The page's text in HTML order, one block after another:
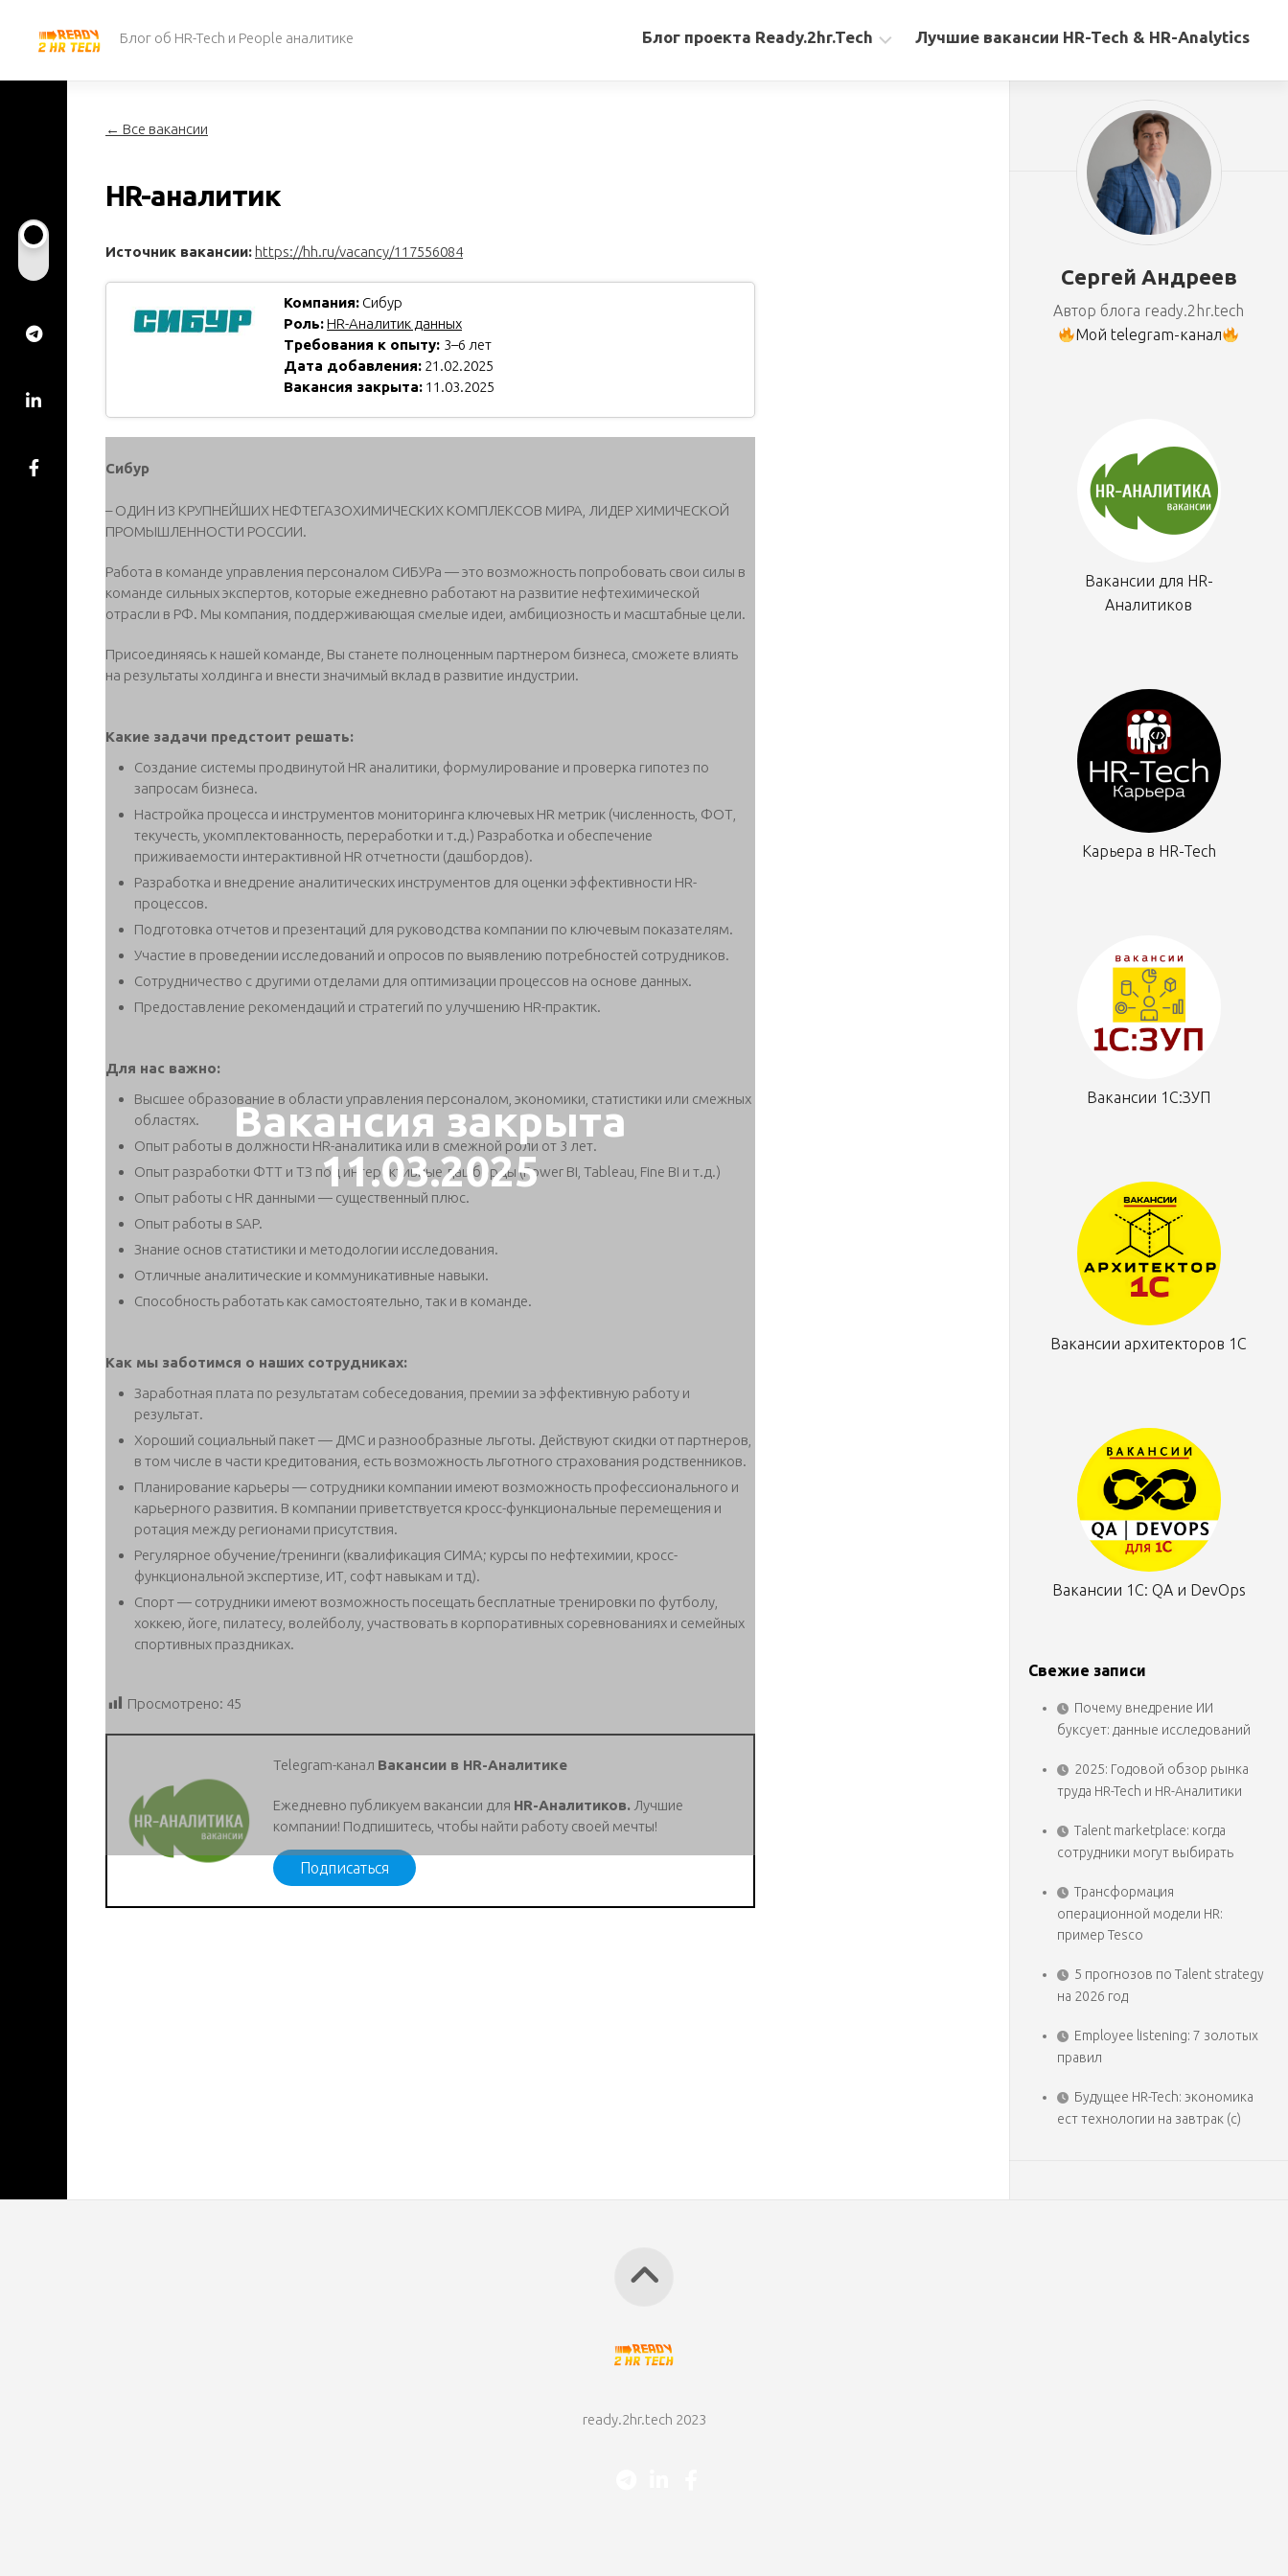
содержанию
Блог об HR-Tech и People аналитике Блог проекта Ready.2hr.Tech Лучшие вакансии HR-Tech & HR-Analytics
← Все вакансии
HR-аналитик
Источник вакансии: https://hh.ru/vacancy/117556084
Компания: Сибур
Роль:HR-Аналитик данных
Требования к опыту: 3–6 лет
Дата добавления: 21.02.2025
Вакансия закрыта: 11.03.2025
Вакансия закрыта
11.03.2025
Сибур
– ОДИН ИЗ КРУПНЕЙШИХ НЕФТЕГАЗОХИМИЧЕСКИХ КОМПЛЕКСОВ МИРА, ЛИДЕР ХИМИЧЕСКОЙ
ПРОМЫШЛЕННОСТИ РОССИИ.
Работа в команде управления персоналом СИБУРа — это возможность попробовать свои силы в
команде сильных экспертов, которые ежедневно работают на развитие нефтехимической
отрасли в РФ. Мы компания, поддерживающая смелые идеи, амбициозность и масштабные цели.
Присоединяясь к нашей команде, Вы станете полноценным партнером бизнеса, сможете влиять
на результаты холдинга и внести значимый вклад в развитие индустрии.
Какие задачи предстоит решать:
Создание системы продвинутой HR аналитики, формулирование и проверка гипотез по
запросам бизнеса.
Настройка процесса и инструментов мониторинга ключевых HR метрик (численность, ФОТ,
текучесть, укомплектованность, переработки и т.д.) Разработка и обеспечение
приживаемости интерактивной HR отчетности (дашбордов).
Разработка и внедрение аналитических инструментов для оценки эффективности HR-
процессов.
Подготовка отчетов и презентаций для руководства компании по ключевым показателям.
Участие в проведении исследований и опросов по выявлению потребностей сотрудников.
Сотрудничество с другими отделами для оптимизации процессов на основе данных.
Предоставление рекомендаций и стратегий по улучшению HR-практик.
Для нас важно:
Высшее образование в области управления персоналом, экономики, статистики или смежных
областях.
Опыт работы в должности HR-аналитика или в смежной роли от 3 лет.
Опыт разработки ФТТ и ТЗ под интерактивные дашборды (Power BI, Tableau, Fine BI и т.д.)
Опыт работы с HR данными — существенный плюс.
Опыт работы в SAP.
Знание основ статистики и методологии исследования.
Отличные аналитические и коммуникативные навыки.
Способность работать как самостоятельно, так и в команде.
Как мы заботимся о наших сотрудниках:
Заработная плата по результатам собеседования, премии за эффективную работу и
результат.
Хороший социальный пакет — ДМС и разнообразные льготы. Действуют скидки от партнеров,
в том числе в части кредитования, есть возможность льготного страхования родственников.
Планирование карьеры — сотрудники компании имеют возможность профессионального и
карьерного развития. В компании приветствуется кросс-функциональные перемещения и
ротация между регионами присутствия.
Регулярное обучение/тренинги (квалификация СИМА; курсы по нефтехимии, кросс-
функциональной экспертизе, ИТ, софт навыкам и тд).
Спорт — сотрудники имеют возможность посещать бесплатные тренировки по футболу,
хоккею, йоге, пилатесу, волейболу, участвовать в корпоративных соревнованиях и семейных
спортивных праздниках.
Просмотрено: 45
Telegram-канал Вакансии в HR-Аналитике
Ежедневно публикуем вакансии для HR-Аналитиков. Лучшие
компании! Подпишитесь, чтобы найти работу своей мечты!
Подписаться
Сергей Андреев
Автор блога ready.2hr.tech
Мой telegram-канал
Вакансии для HR-
Аналитиков
Карьера в HR-Tech
Вакансии 1С:ЗУП
Вакансии архитекторов 1С
Вакансии 1С: QA и DevOps
Свежие записи
Почему внедрение ИИ
буксует: данные исследований
2025: Годовой обзор рынка
труда HR-Tech и HR-Аналитики
Talent marketplace: когда
сотрудники могут выбирать
Трансформация
операционной модели HR:
пример Tesco
5 прогнозов по Talent strategy
на 2026 год
Employee listening: 7 золотых
правил
Будущее HR-Tech: экономика
ест технологии на завтрак (с)
ready.2hr.tech 2023